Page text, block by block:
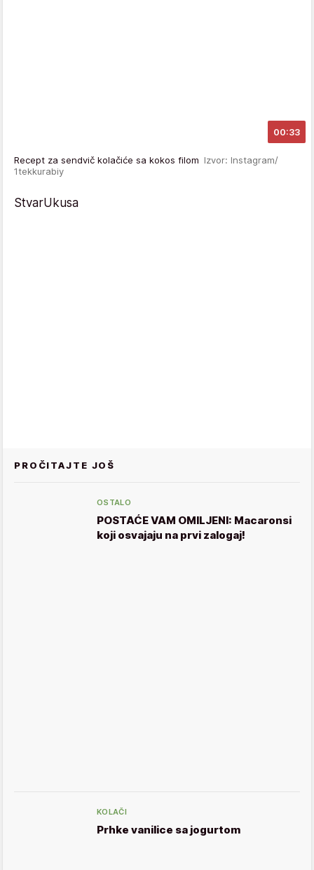
00:33
Recept za sendvič kolačiće sa kokos filom Izvor: Instagram/
1tekkurabiy
StvarUkusa
PROČITAJTE JOŠ
OSTALO
POSTAĆE VAM OMILJENI: Macaronsi
koji osvajaju na prvi zalogaj!
KOLAČI
Prhke vanilice sa jogurtom